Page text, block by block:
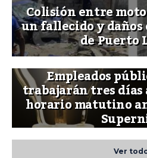
Colisión entre
un fallecido y
de Puerto
Empleados
trabajarán tres días
horario matutino
Ver